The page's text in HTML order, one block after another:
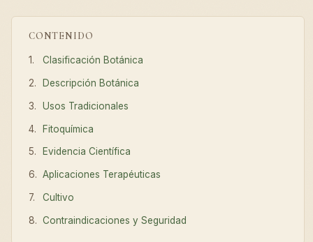
CONTENIDO
Clasificación Botánica
Descripción Botánica
Usos Tradicionales
Fitoquímica
Evidencia Científica
Aplicaciones Terapéuticas
Cultivo
Contraindicaciones y Seguridad